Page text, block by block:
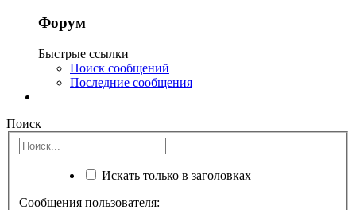
Форум
Быстрые ссылки
Поиск сообщений
Последние сообщения
Поиск
Искать только в заголовках
Сообщения пользователя: